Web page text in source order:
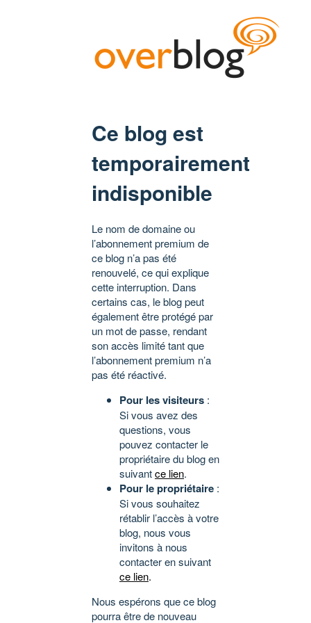
Ce blog est
temporairement
indisponible
Le nom de domaine ou
l’abonnement premium de
ce blog n’a pas été
renouvelé, ce qui explique
cette interruption. Dans
certains cas, le blog peut
également être protégé par
un mot de passe, rendant
son accès limité tant que
l’abonnement premium n’a
pas été réactivé.
Pour les visiteurs :
Si vous avez des
questions, vous
pouvez contacter le
propriétaire du blog en
suivantce lien.
Pour le propriétaire :
Si vous souhaitez
rétablir l’accès à votre
blog, nous vous
invitons à nous
contacter en suivant
ce lien.
Nous espérons que ce blog
pourra être de nouveau